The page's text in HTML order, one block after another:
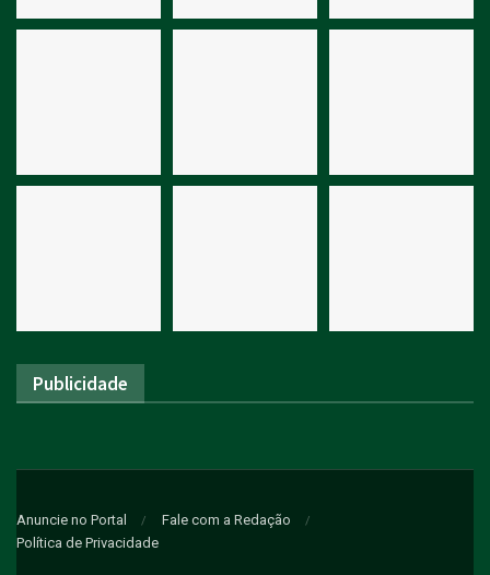
Publicidade
Anuncie no Portal
Fale com a Redação
Política de Privacidade